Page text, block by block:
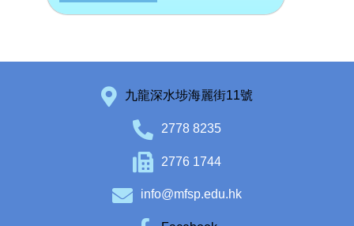
九龍深水埗海麗街11號
2778 8235
2776 1744
info@mfsp.edu.hk